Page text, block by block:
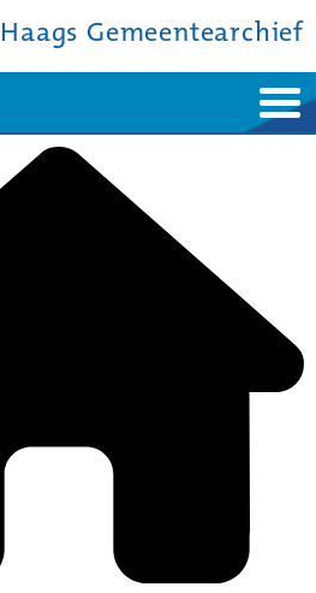
Haags Gemeentearchief